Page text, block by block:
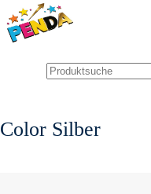
Zum
Inhalt
springen
Color Silber